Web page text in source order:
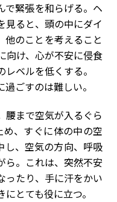
で緊張を和らげる。ヘ
見ると、頭の中にダイ
他のことを考えること
向け、心が不安に侵食
ベルを低くする。
ごすのは難しい。
まで空気が入るぐら
、すぐに体の中の空
し、空気の方向、呼吸
ら。これは、突然不安
ったり、手に汗をかい
とても役に立つ。